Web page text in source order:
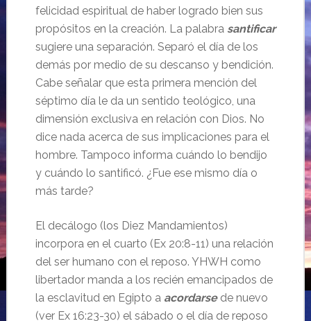
felicidad espiritual de haber logrado bien sus
propósitos en la creación. La palabra santificar
sugiere una separación. Separó el día de los
demás por medio de su descanso y bendición.
Cabe señalar que esta primera mención del
séptimo día le da un sentido teológico, una
dimensión exclusiva en relación con Dios. No
dice nada acerca de sus implicaciones para el
hombre. Tampoco informa cuándo lo bendijo
y cuándo lo santificó. ¿Fue ese mismo día o
más tarde?
El decálogo (los Diez Mandamientos)
incorpora en el cuarto (Ex 20:8-11) una relación
del ser humano con el reposo. YHWH como
libertador manda a los recién emancipados de
la esclavitud en Egipto a acordarsede nuevo
(ver Ex 16:23-30) el sábado o el día de reposo